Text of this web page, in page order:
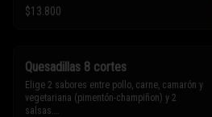
* Los ingredientes no son intercambiables.
Sólo puedes solicitar eliminar un
$13.800
Quesadillas 8 cortes
Elige 2 sabores entre pollo, carne, camarón y
vegetariana (pimentón-champiñon) y 2
salsas.